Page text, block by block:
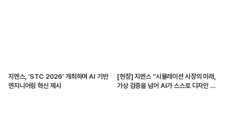
지멘스, ‘STC 2026’ 개최하며 AI 기반
엔지니어링 혁신 제시
[현장] 지멘스 “시뮬레이션 시장의 미래,
가상 검증을 넘어 AI가 스스로 디자인 생